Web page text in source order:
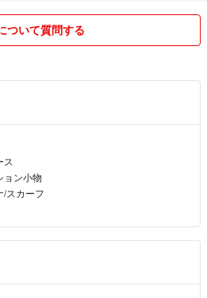
😊
ついて質問する
ス
ョン小物
/スカーフ